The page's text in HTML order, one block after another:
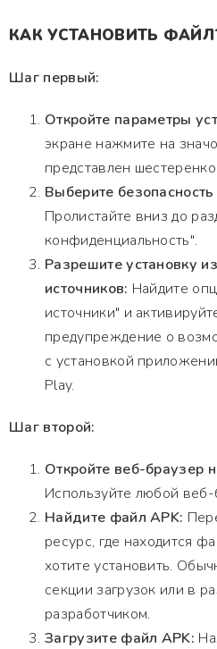
КАК УСТАНОВИТЬ
Шаг первый:
Откройте параметры
экране нажмите на
представлен
Выберите
Пролистайте вниз до
конфиденциальность".
Разрешите установку
источников: Найдите
источники" и
предупреждение о
с установкой
Play.
Шаг второй:
Откройте веб-браузер
Используйте любой
Найдите файл APK:
ресурс, где находится
хотите установить.
секции загрузок или в
разработчиком.
Загрузите файл APK: